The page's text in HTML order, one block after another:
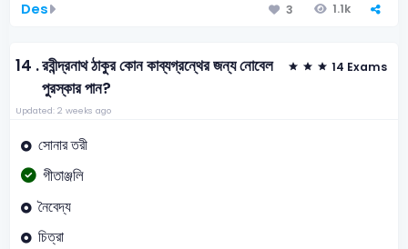
Des 3 1.1k
14 .রবীন্দ্রনাথ ঠাকুর কোন কাব্যগ্রন্থের জন্য নোবেল
পুরস্কার পান?
14 Exams
Updated: 2 weeks ago
সোনার তরী
গীতাঞ্জলি
নৈবেদ্য
চিত্রা